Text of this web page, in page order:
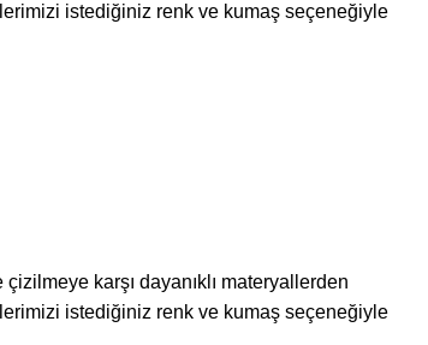
istediğiniz renk ve kumaş seçeneğiyle
karşı dayanıklı materyallerden
istediğiniz renk ve kumaş seçeneğiyle